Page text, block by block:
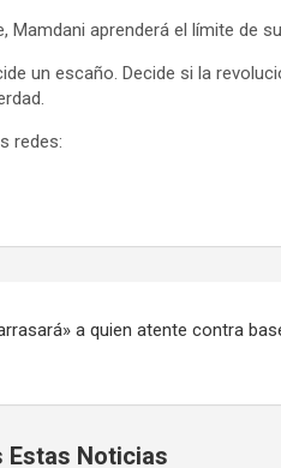
Mamdani aprenderá el límite de
un escaño. Decide si la
redes:
a quien atente contra
Estas Noticias